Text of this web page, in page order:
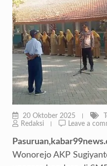
20 Oktober 2025
Redaksi
Leave a
Wonorejo AKP